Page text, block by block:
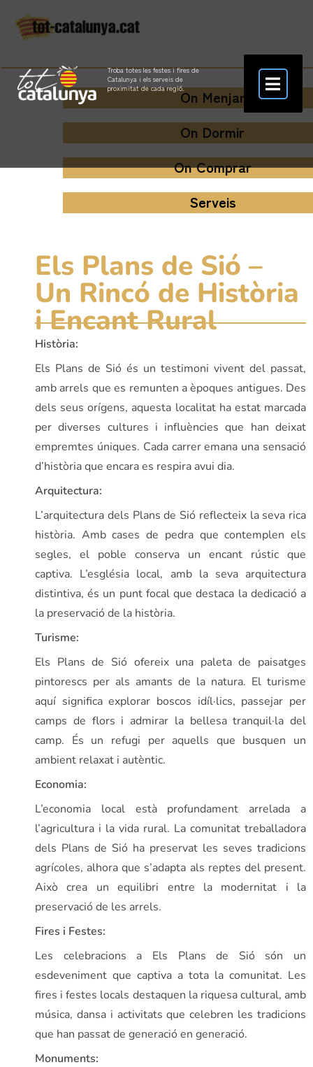
Troba totes les festes i fires de
Catalunya i els serveis de
proximitat de cada regió.On Menjar
On Dormir
On Comprar
Serveis
Els Plans de Sió –
Un Rincó de Història
i Encant Rural
Història:
Els Plans de Sió és un testimoni vivent del passat,
amb arrels que es remunten a èpoques antigues. Des
dels seus orígens, aquesta localitat ha estat marcada
per diverses cultures i influències que han deixat
empremtes úniques. Cada carrer emana una sensació
d’història que encara es respira avui dia.
Arquitectura:
L’arquitectura dels Plans de Sió reflecteix la seva rica
història. Amb cases de pedra que contemplen els
segles, el poble conserva un encant rústic que
captiva. L’església local, amb la seva arquitectura
distintiva, és un punt focal que destaca la dedicació a
la preservació de la història.
Turisme:
Els Plans de Sió ofereix una paleta de paisatges
pintorescs per als amants de la natura. El turisme
aquí significa explorar boscos idíl·lics, passejar per
camps de flors i admirar la bellesa tranquil·la del
camp. És un refugi per aquells que busquen un
ambient relaxat i autèntic.
Economia:
L’economia local està profundament arrelada a
l’agricultura i la vida rural. La comunitat treballadora
dels Plans de Sió ha preservat les seves tradicions
agrícoles, alhora que s’adapta als reptes del present.
Això crea un equilibri entre la modernitat i la
preservació de les arrels.
Fires i Festes:
Les celebracions a Els Plans de Sió són un
esdeveniment que captiva a tota la comunitat. Les
fires i festes locals destaquen la riquesa cultural, amb
música, dansa i activitats que celebren les tradicions
que han passat de generació en generació.
Monuments: